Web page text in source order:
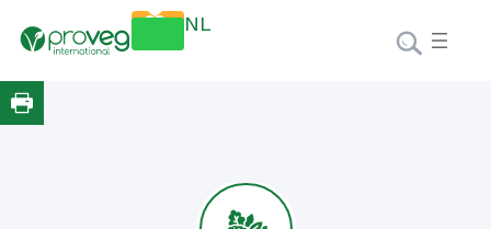
contenu
NL